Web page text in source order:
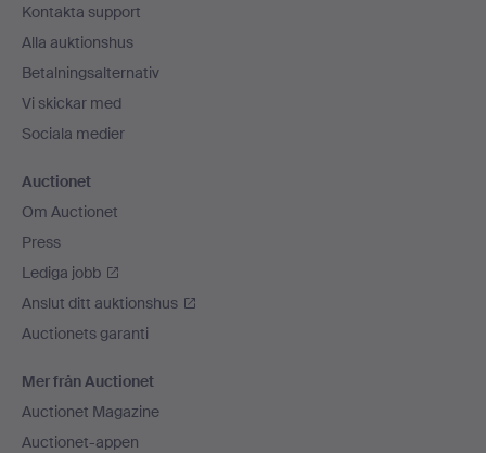
Kontakta support
Alla auktionshus
Betalningsalternativ
Vi skickar med
Sociala medier
Auctionet
Om Auctionet
Press
Lediga jobb
Anslut ditt auktionshus
Auctionets garanti
Mer från Auctionet
Auctionet Magazine
Auctionet-appen